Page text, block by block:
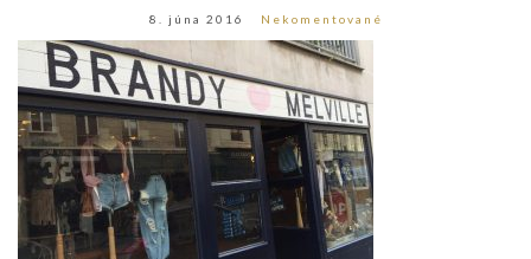
8. júna 2016 Nekomentované